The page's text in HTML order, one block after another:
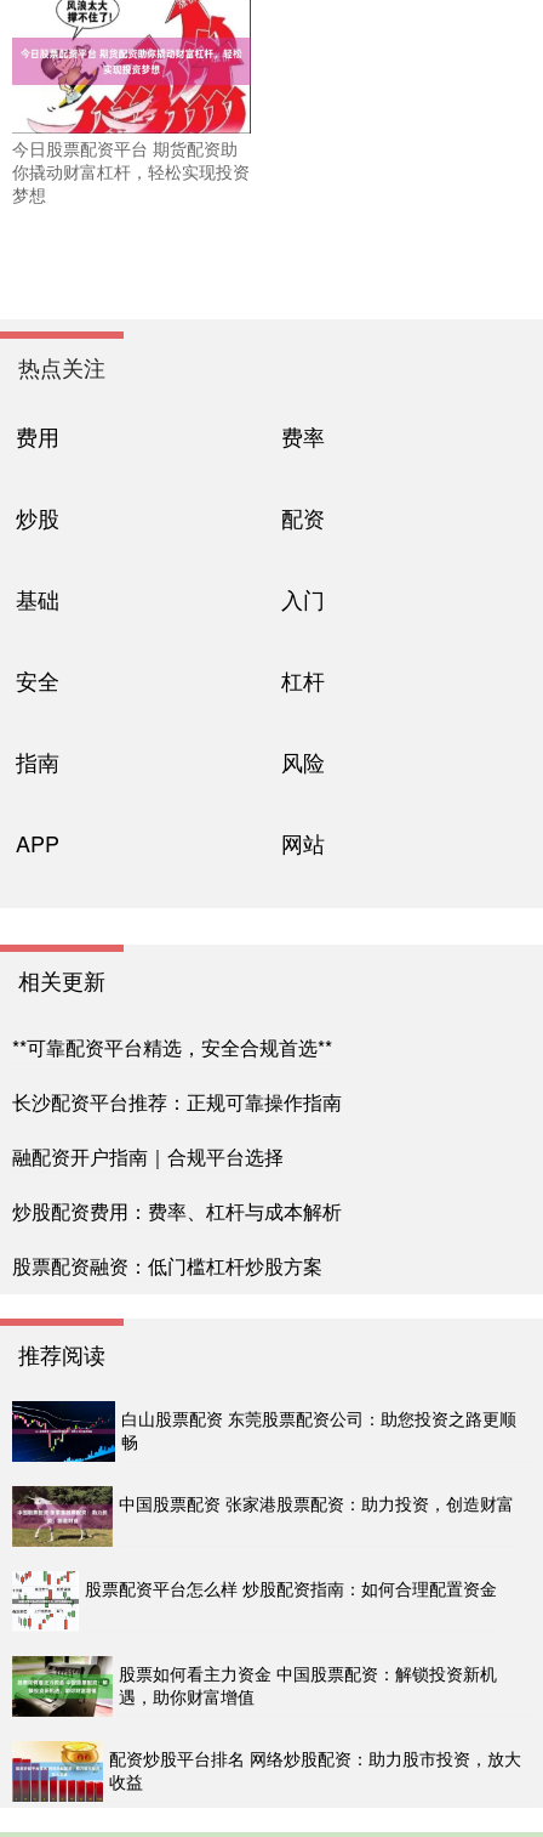
今日股票配资平台 期货配资助
你撬动财富杠杆，轻松实现投资
梦想
热点关注
费用 费率
炒股 配资
基础 入门
安全 杠杆
指南 风险
APP 网站
相关更新
**可靠配资平台精选，安全合规首选**
长沙配资平台推荐：正规可靠操作指南
融配资开户指南｜合规平台选择
炒股配资费用：费率、杠杆与成本解析
股票配资融资：低门槛杠杆炒股方案
推荐阅读
白山股票配资 东莞股票配资公司：助您投资之路更顺
畅
中国股票配资 张家港股票配资：助力投资，创造财富
股票配资平台怎么样 炒股配资指南：如何合理配置资金
股票如何看主力资金 中国股票配资：解锁投资新机
遇，助你财富增值
配资炒股平台排名 网络炒股配资：助力股市投资，放大
收益